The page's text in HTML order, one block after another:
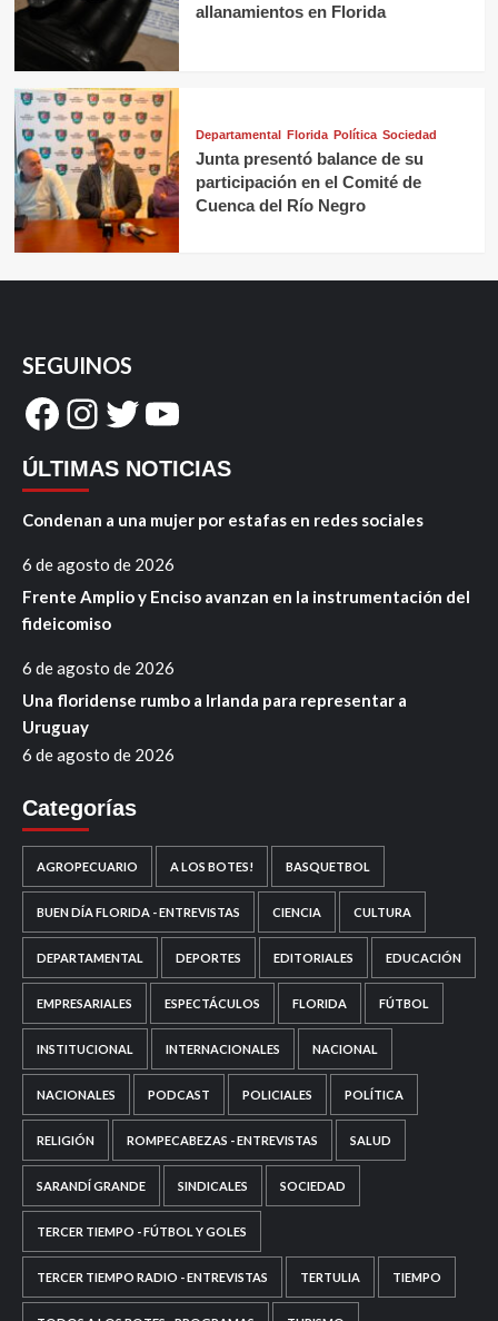
allanamientos en Florida
Departamental Florida Política Sociedad
Junta presentó balance de su
participación en el Comité de
Cuenca del Río Negro
SEGUINOS
Facebook
Instagram
Twitter
YouTube
ÚLTIMAS NOTICIAS
Condenan a una mujer por estafas en redes sociales
6 de agosto de 2026
Frente Amplio y Enciso avanzan en la instrumentación del
fideicomiso
6 de agosto de 2026
Una floridense rumbo a Irlanda para representar a
Uruguay
6 de agosto de 2026
Categorías
AGROPECUARIO A LOS BOTES! BASQUETBOL
BUEN DÍA FLORIDA - ENTREVISTAS CIENCIA CULTURA
DEPARTAMENTAL DEPORTES EDITORIALES EDUCACIÓN
EMPRESARIALES ESPECTÁCULOS FLORIDA FÚTBOL
INSTITUCIONAL INTERNACIONALES NACIONAL
NACIONALES PODCAST POLICIALES POLÍTICA
RELIGIÓN ROMPECABEZAS - ENTREVISTAS SALUD
SARANDÍ GRANDE SINDICALES SOCIEDAD
TERCER TIEMPO - FÚTBOL Y GOLES
TERCER TIEMPO RADIO - ENTREVISTAS TERTULIA TIEMPO